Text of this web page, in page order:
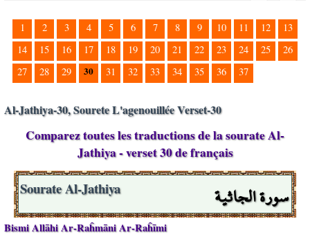
1 2 3 4 5 6 7 8 9 10 11 12
13
14
15 16 17 18 19 20 21 22 23 24 25
26
27
28 29 30 31 32 33 34 35 36 37
Al-Jathiya-30, Sourete L'agenouillée Verset-30
Comparez toutes les traductions de la sourate Al-
Jathiya - verset 30 de français
سورة الجاثية Sourate Al-Jathiya
Bismi Allāhi Ar-Raĥmāni Ar-Raĥīmi